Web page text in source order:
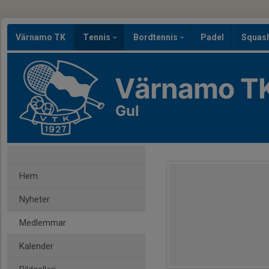
Värnamo TK Tennis Bordtennis Padel
Värnamo
Gul
Hem
Nyheter
Medlemmar
Kalender